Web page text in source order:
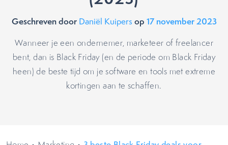
Geschreven door Daniël Kuipers op 17 november 2023
Wanneer je een ondernemer, marketeer of freelancer
bent, dan is Black Friday (en de periode om Black Friday
heen) de beste tijd om je software en tools met extreme
kortingen aan te schaffen.